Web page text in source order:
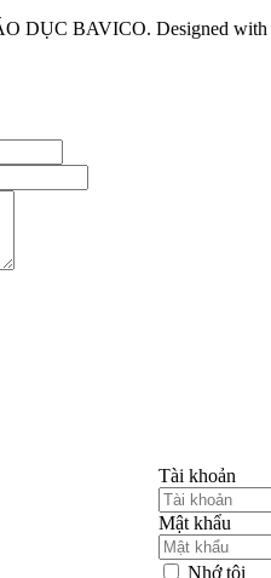
DỤC BAVICO. Designed with
Tài khoản
Mật khẩu
Nhớ tôi